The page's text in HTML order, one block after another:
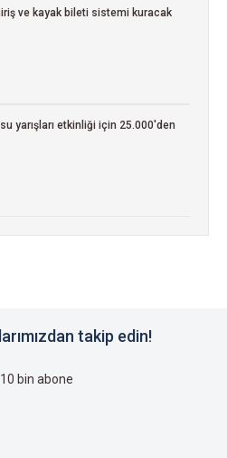
ve kayak bileti sistemi kuracak
yarışları etkinliği için 25.000'den
takip edin!
bin abone